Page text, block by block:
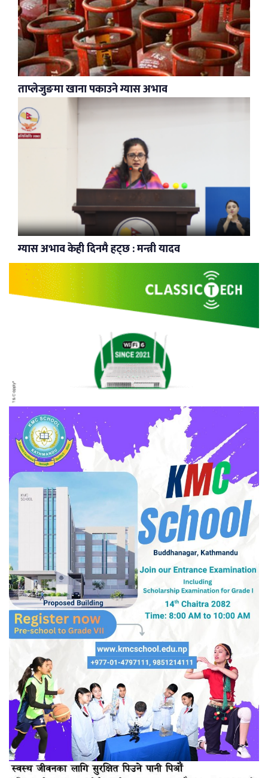
ताप्लेजुङमा खाना पकाउने ग्यास अभाव
ग्यास अभाव केही दिनमै हट्छ : मन्त्री यादव